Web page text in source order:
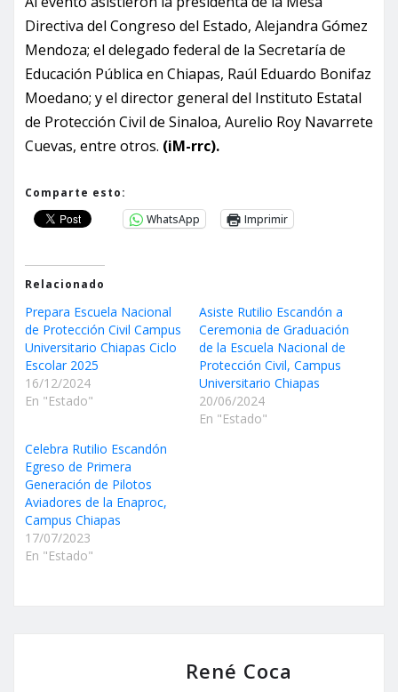
Directiva del Congreso del Estado, Alejandra Gómez
Mendoza; el delegado federal de la Secretaría de
Educación Pública en Chiapas, Raúl Eduardo Bonifaz
Moedano; y el director general del Instituto Estatal
de Protección Civil de Sinaloa, Aurelio Roy Navarrete
Cuevas, entre otros. (iM-rrc).
Comparte esto:
WhatsApp
Imprimir
Relacionado
Prepara Escuela Nacional
de Protección Civil Campus
Universitario Chiapas Ciclo
Escolar 2025
16/12/2024
En "Estado"
Asiste Rutilio Escandón a
Ceremonia de Graduación
de la Escuela Nacional de
Protección Civil, Campus
Universitario Chiapas
20/06/2024
En "Estado"
Celebra Rutilio Escandón
Egreso de Primera
Generación de Pilotos
Aviadores de la Enaproc,
Campus Chiapas
17/07/2023
En "Estado"
René Coca